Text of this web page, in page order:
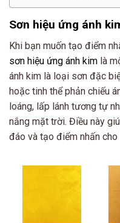
Sơn hiệu ứng ánh
Khi bạn muốn tạo điểm
sơn hiệu ứng ánh kim là
ánh kim là loại sơn đặc
hoặc tinh thể phản chiếu
loáng, lấp lánh tương tự
nắng mặt trời. Điều này
đáo và tạo điểm nhấn cho